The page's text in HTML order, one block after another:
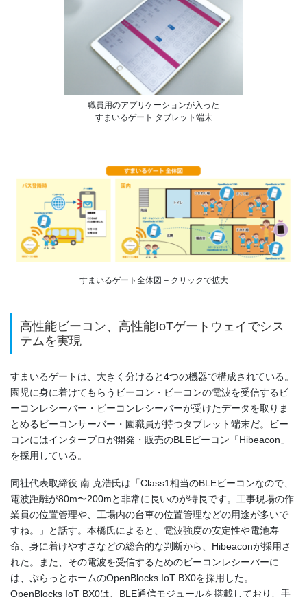
職員用のアプリケーションが入った
すまいるゲート タブレット端末
すまいるゲート全体図 – クリックで拡大
高性能ビーコン、高性能IoTゲートウェイでシス
テムを実現
すまいるゲートは、大きく分けると4つの機器で構成されている。
園児に身に着けてもらうビーコン・ビーコンの電波を受信するビ
ーコンレシーバー・ビーコンレシーバーが受けたデータを取りま
とめるビーコンサーバー・園職員が持つタブレット端末だ。ビー
コンにはインタープロが開発・販売のBLEビーコン「Hibeacon」
を採用している。
同社代表取締役 南 克浩氏は「Class1相当のBLEビーコンなので、
電波距離が80m〜200mと非常に長いのが特長です。工事現場の作
業員の位置管理や、工場内の台車の位置管理などの用途が多いで
すね。」と話す。本橋氏によると、電波強度の安定性や電池寿
命、身に着けやすさなどの総合的な判断から、Hibeaconが採用さ
れた。また、その電波を受信するためのビーコンレシーバーに
は、ぷらっとホームのOpenBlocks IoT BX0を採用した。
OpenBlocks IoT BX0は、BLE通信モジュールを搭載しており、手